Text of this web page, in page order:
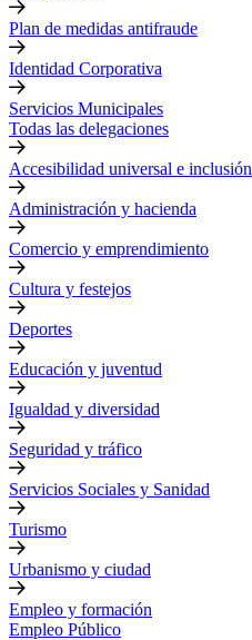
Plan de medidas antifraude
Identidad Corporativa
Servicios Municipales
Todas las delegaciones
Accesibilidad universal e inclusión
Administración y hacienda
Comercio y emprendimiento
Cultura y festejos
Deportes
Educación y juventud
Igualdad y diversidad
Seguridad y tráfico
Servicios Sociales y Sanidad
Turismo
Urbanismo y ciudad
Empleo y formación
Empleo Público